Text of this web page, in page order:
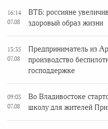
16:14
07.08
ВТБ: россияне
здоровый образ жизни
13:35
07.08
Предприниматель из
производство
господдержке
09:03
07.08
Во Владивостоке
школу для жителей